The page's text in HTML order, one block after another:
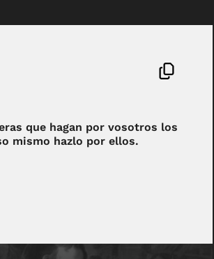
que hagan por vosotros los
mismo hazlo por ellos.